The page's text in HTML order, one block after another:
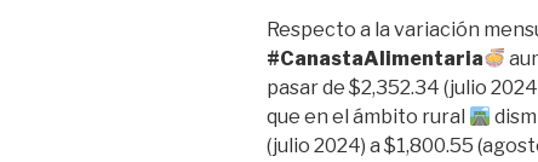
Respecto a la variación
#CanastaAlimentaria
pasar de $2,352.34 (julio
que en el ámbito rural
(julio 2024) a $1,800.55